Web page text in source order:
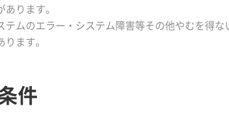
ります。
ムのエラー・システム障害等その他やむを得
ます。
件